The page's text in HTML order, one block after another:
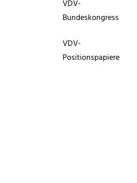
VDV-
Bundeskongress
VDV-
Positionspapiere